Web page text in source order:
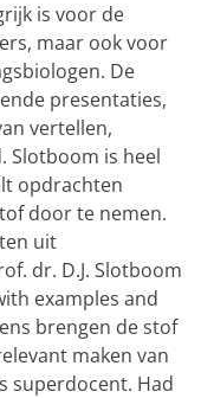
is voor de
maar ook voor
De
presentaties,
vertellen,
Slotboom is heel
opdrachten
door te nemen.
uit
dr. D.J. Slotboom
examples and
brengen de stof
maken van
superdocent. Had